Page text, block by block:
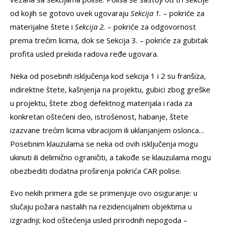
od kojih se gotovo uvek ugovaraju Sekcija 1. – pokriće za
materijalne štete i Sekcija 2. – pokriće za odgovornost
prema trećim licima, dok se Sekcija 3. – pokriće za gubitak
profita usled prekida radova ređe ugovara.
Neka od posebnih isključenja kod sekcija 1 i 2 su franšiza,
indirektne štete, kašnjenja na projektu, gubici zbog greške
u projektu, štete zbog defektnog materijala i rada za
konkretan oštećeni deo, istrošenost, habanje, štete
izazvane trećim licima vibracijom ili uklanjanjem oslonca…
Posebnim klauzulama se neka od ovih isključenja mogu
ukinuti ili delimično ograničiti, a takođe se klauzulama mogu
obezbediti dodatna proširenja pokrića CAR polise.
Evo nekih primera gde se primenjuje ovo osiguranje: u
slučaju požara nastalih na rezidencijalnim objektima u
izgradnji; kod oštećenja usled prirodnih nepogoda –